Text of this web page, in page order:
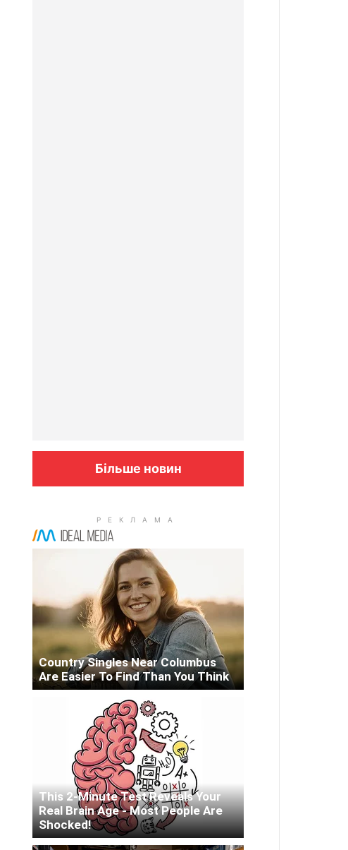
Більше новин
Country Singles Near Columbus
Are Easier To Find Than You Think
This 2-Minute Test Reveals Your
Real Brain Age - Most People Are
Shocked!